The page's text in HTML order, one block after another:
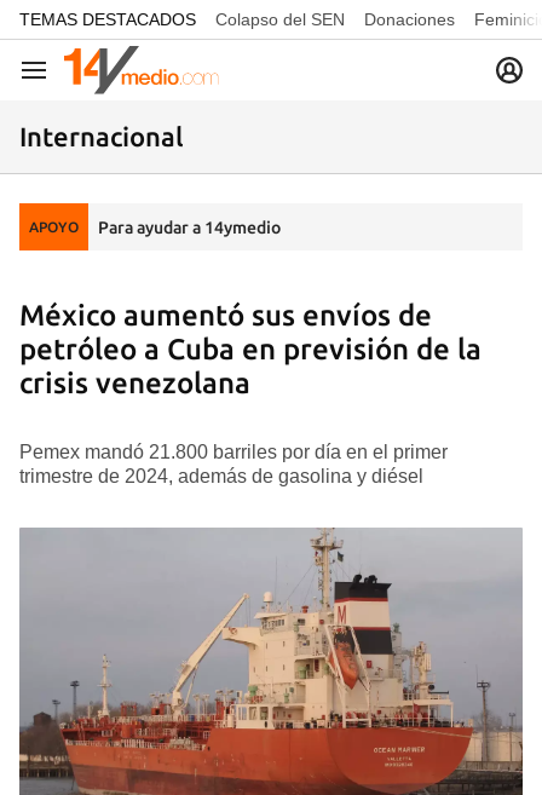
common.go-to-content
TEMAS DESTACADOS Colapso del SEN Donaciones
Navegación
Internacional
APOYO Para ayudar a 14ymedio
México aumentó sus envíos de
petróleo a Cuba en previsión de la
crisis venezolana
Pemex mandó 21.800 barriles por día en el primer
trimestre de 2024, además de gasolina y diésel